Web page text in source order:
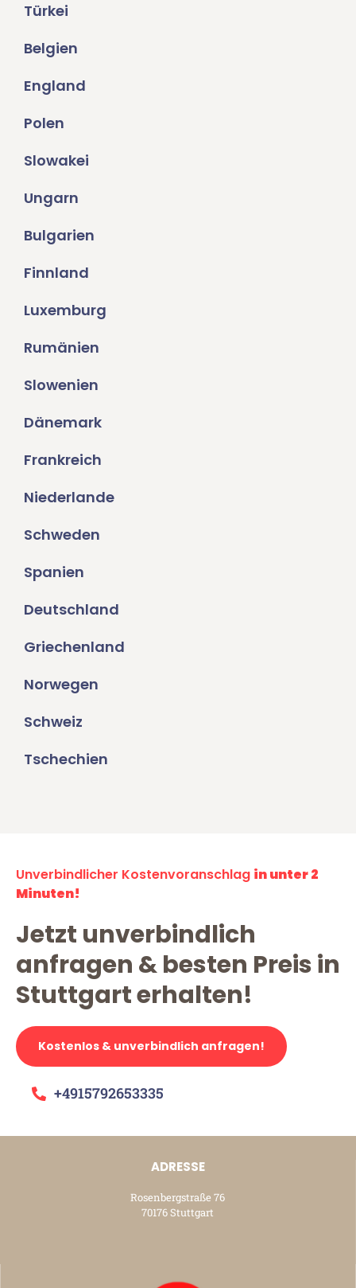
Türkei
Belgien
England
Polen
Slowakei
Ungarn
Bulgarien
Finnland
Luxemburg
Rumänien
Slowenien
Dänemark
Frankreich
Niederlande
Schweden
Spanien
Deutschland
Griechenland
Norwegen
Schweiz
Tschechien
Unverbindlicher Kostenvoranschlag in unter 2
Minuten!
Jetzt unverbindlich
anfragen & besten Preis in
Stuttgart erhalten!
Kostenlos & unverbindlich anfragen!
+4915792653335
ADRESSE
Rosenbergstraße 76
70176 Stuttgart